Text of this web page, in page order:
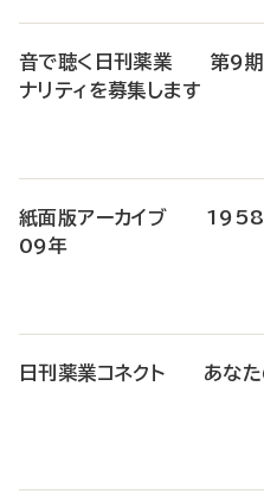
音で聴く日刊薬業 第9期
ナリティを募集します
紙面版アーカイブ
09年
日刊薬業コネクト あなた